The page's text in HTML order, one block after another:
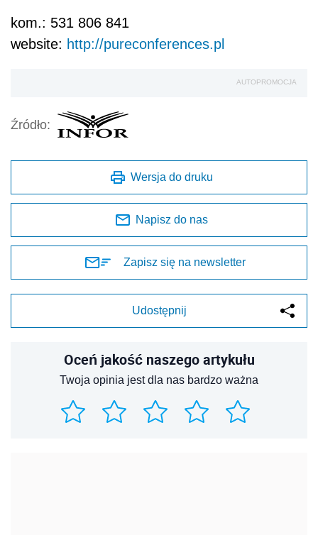
kom.: 531 806 841
website: http://pureconferences.pl
AUTOPROMOCJA
Źródło:
Wersja do druku
Napisz do nas
Zapisz się na newsletter
Udostępnij
Oceń jakość naszego artykułu
Twoja opinia jest dla nas bardzo ważna